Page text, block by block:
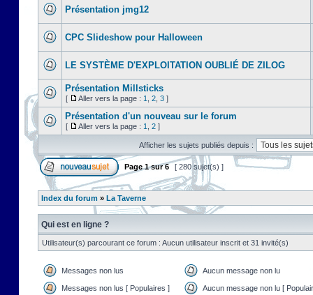
Présentation jmg12
CPC Slideshow pour Halloween
LE SYSTÈME D'EXPLOITATION OUBLIÉ DE ZILOG
Présentation Millsticks
[ Aller vers la page : 1 2 3 ]
Présentation d'un nouveau sur le forum
[ Aller vers la page : 1 2 ]
Afficher les sujets publiés depuis :
Page1sur6 [ 280 sujet(s) ]
Index du forum » La Taverne
Qui est en ligne ?
Utilisateur(s) parcourant ce forum : Aucun utilisateur inscrit et 31 invité(s)
Messages non lus Aucun message non lu
Messages non lus [ Populaires ] Aucun message non lu [